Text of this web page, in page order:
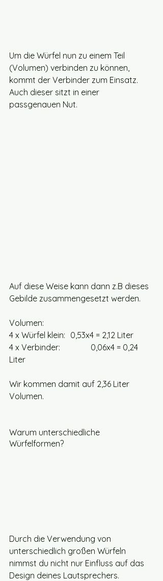
Um die Würfel nun zu einem Teil
(Volumen) verbinden zu können,
kommt der Verbinder zum Einsatz.
Auch dieser sitzt in einer
passgenauen Nut.
Auf diese Weise kann dann z.B dieses
Gebilde zusammengesetzt werden.
Volumen:
4 x Würfel klein: 	0,53x4 = 2,12 Liter
4 x Verbinder:		0,06x4 = 0,24
Liter
Wir kommen damit auf 2,36 Liter
Volumen.
Warum unterschiedliche
Würfelformen?
Durch die Verwendung von
unterschiedlich großen Würfeln
nimmst du nicht nur Einfluss auf das
Design deines Lautsprechers.